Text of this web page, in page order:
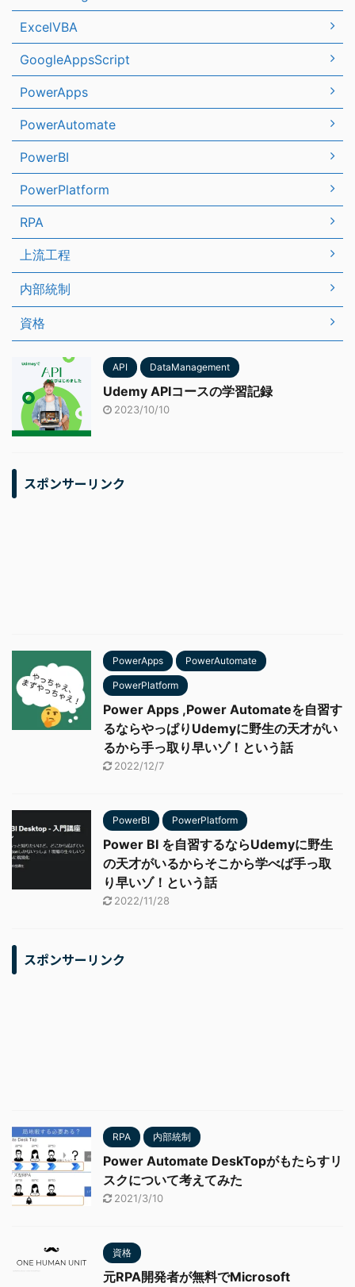
ExcelVBA
GoogleAppsScript
PowerApps
PowerAutomate
PowerBI
PowerPlatform
RPA
上流工程
内部統制
資格
API DataManagement
Udemy APIコースの学習記録
2023/10/10
スポンサーリンク
PowerApps PowerAutomate
PowerPlatform
Power Apps ,Power Automateを自習す
るならやっぱりUdemyに野生の天才がい
るから手っ取り早いゾ！という話
2022/12/7
PowerBI PowerPlatform
Power BI を自習するならUdemyに野生
の天才がいるからそこから学べば手っ取
り早いゾ！という話
2022/11/28
スポンサーリンク
RPA 内部統制
Power Automate DeskTopがもたらすリ
スクについて考えてみた
2021/3/10
資格
元RPA開発者が無料でMicrosoft